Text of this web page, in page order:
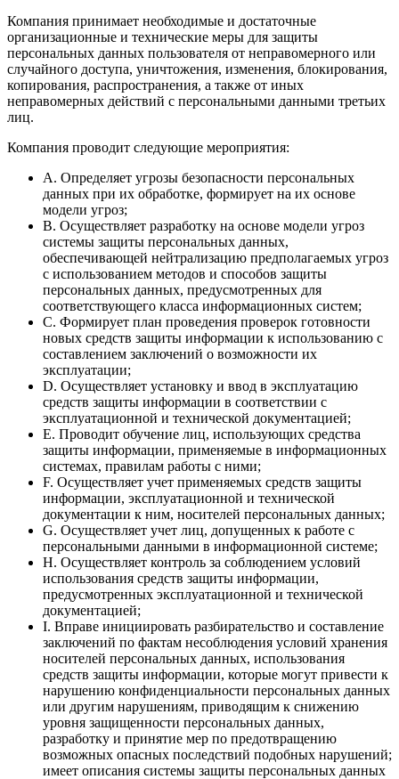
Компания принимает необходимые и достаточные
организационные и технические меры для защиты
персональных данных пользователя от неправомерного или
случайного доступа, уничтожения, изменения, блокирования,
копирования, распространения, а также от иных
неправомерных действий с персональными данными третьих
лиц.
Компания проводит следующие мероприятия:
A. Определяет угрозы безопасности персональных
данных при их обработке, формирует на их основе
модели угроз;
B. Осуществляет разработку на основе модели угроз
системы защиты персональных данных,
обеспечивающей нейтрализацию предполагаемых угроз
с использованием методов и способов защиты
персональных данных, предусмотренных для
соответствующего класса информационных систем;
C. Формирует план проведения проверок готовности
новых средств защиты информации к использованию с
составлением заключений о возможности их
эксплуатации;
D. Осуществляет установку и ввод в эксплуатацию
средств защиты информации в соответствии с
эксплуатационной и технической документацией;
E. Проводит обучение лиц, использующих средства
защиты информации, применяемые в информационных
системах, правилам работы с ними;
F. Осуществляет учет применяемых средств защиты
информации, эксплуатационной и технической
документации к ним, носителей персональных данных;
G. Осуществляет учет лиц, допущенных к работе с
персональными данными в информационной системе;
H. Осуществляет контроль за соблюдением условий
использования средств защиты информации,
предусмотренных эксплуатационной и технической
документацией;
I. Вправе инициировать разбирательство и составление
заключений по фактам несоблюдения условий хранения
носителей персональных данных, использования
средств защиты информации, которые могут привести к
нарушению конфиденциальности персональных данных
или другим нарушениям, приводящим к снижению
уровня защищенности персональных данных,
разработку и принятие мер по предотвращению
возможных опасных последствий подобных нарушений;
имеет описания системы защиты персональных данных